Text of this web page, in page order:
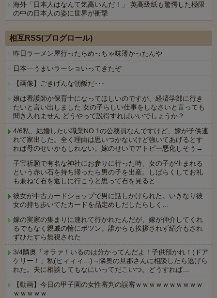
海外「日本人はなんて気高いんだ！」 英高級紙も驚愕した極限
の中の日本人の姿に世界が衝撃
相互RSS(ブログロール)
昨日ラーメン屋行ったらめっちゃ味薄かったんや
日本一うまいラーショいってきたぞ
【画像】ごきげんな朝飯だ･･･
娘は看護師か保育士になってほしいのですが、経済学部に行き
たいと言い出しました 女の子らしい仕事をしなさいと言っても
聞き入れません どうやって説得すればいいでしょうか？
4/6私、結婚したい職業NO.1の公務員なんですけど、嫁が子供連
れて家出した。全く理由は思いつかないけど強いてあげるとす
れば母のせいかもしれない。嫁のせいでアトピー悪化しそう→
子宝祈願で有名な神社にお参りに行った時、女の子が生まれる
という赤い石を持ち帰ったら男の子を出産。しばらくしてお礼
も兼ねて石を返しに行こうと思って石を見ると…
彼女が中古カードショップで男に話しかけられた。いきなり彼
女の持ち歩いてたカードを品定めしだしたらしく…
嫁の実家の集まりに連れて行かれたんだが、嫁が仲介してくれ
るでもなく親戚の輪にポツン。誰からも挨拶されず紹介もされ
ずひたすら無視された
3/4隣奥「オラァ！いるのは分かってんだよ！子供預かれ！(ドア
ケリー！」私(ヒィィィ…)→隣奥の旦那さんに相談したら逃げら
れた。夫に相談してもなにいってだこいつ。どうすれば…
【動画】今日の甲子園の女性審判の誤審ｗｗｗｗｗｗｗｗｗｗ
ｗｗｗｗｗ